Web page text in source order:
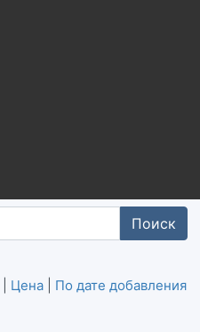
Поиск
Цена По дате добавления